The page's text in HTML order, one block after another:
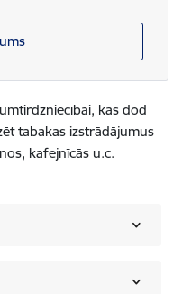
kas dod
tabakas izstrādājumus
kafejnīcās u.c.